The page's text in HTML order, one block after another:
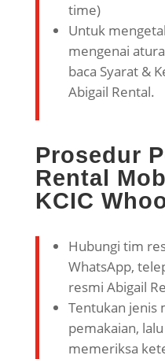
time)
Untuk
mengenai
baca Syarat &
Abigail Rental.
Prosedur
Rental
KCIC
Hubungi tim
WhatsApp,
resmi Abigail
Tentukan jenis
pemakaian,
memeriksa